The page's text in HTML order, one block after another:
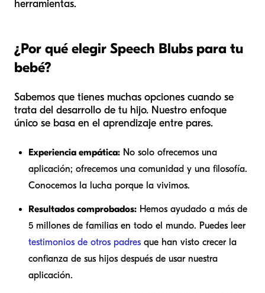
herramientas.
¿Por qué elegir Speech Blubs para tu
bebé?
Sabemos que tienes muchas opciones cuando se
trata del desarrollo de tu hijo. Nuestro enfoque
único se basa en el aprendizaje entre pares.
Experiencia empática: No solo ofrecemos una
aplicación; ofrecemos una comunidad y una filosofía.
Conocemos la lucha porque la vivimos.
Resultados comprobados: Hemos ayudado a más de
5 millones de familias en todo el mundo. Puedes leer
testimonios de otros padres que han visto crecer la
confianza de sus hijos después de usar nuestra
aplicación.